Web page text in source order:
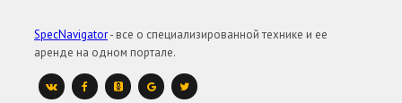
SpecNavigator- все о специализированной технике и ее
аренде на одном портале.